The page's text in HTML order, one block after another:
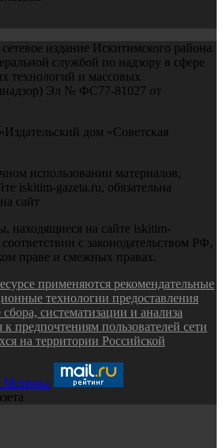
издание Искитимского района.
службой по надзору в сфере
технологий и массовых
Эл № ФС77-81027 от
дом «Советская
использовании материалов,
iskitim-gazeta.ru, обязательна
сайт
находящиеся на сайте iskitim-
с законодательством РФ,
праве и смежных правах.
применяются рекомендательные
технологии предоставления
систематизации и анализа
предпочтениям пользователей сети
на территории Российской